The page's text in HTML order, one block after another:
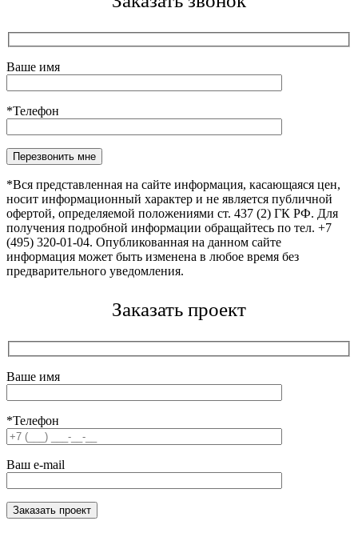
Ваше имя
*Телефон
Оставьте это поле пустым.
*Вся представленная на сайте информация, касающаяся цен,
носит информационный характер и не является публичной
офертой, определяемой положениями ст. 437 (2) ГК РФ. Для
получения подробной информации обращайтесь по тел. +7
(495) 320-01-04. Опубликованная на данном сайте
информация может быть изменена в любое время без
предварительного уведомления.
Заказать проект
Ваше имя
*Телефон
Ваш e-mail